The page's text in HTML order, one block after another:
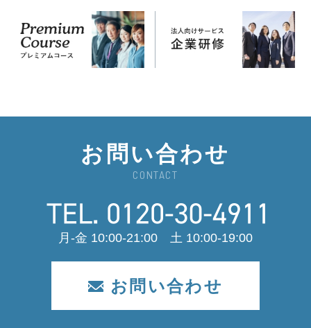
お問い合わせ
CONTACT
月-金 10:00-21:00 土 10:00-19:00
お問い合わせ